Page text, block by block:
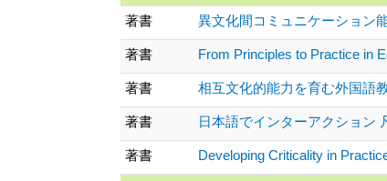
著書
異文化間コミュニケーション
著書 From Principles to Practice in
著書 相互文化的能力を育む外国語
著書 日本語でインターアクション
著書 Developing Criticality in